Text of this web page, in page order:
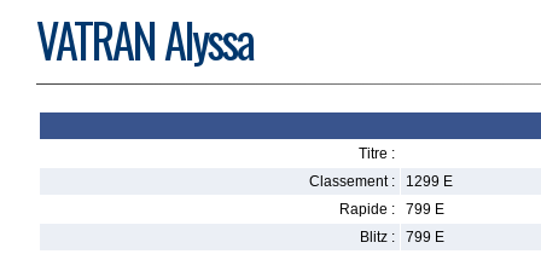
VATRAN Alyssa
Titre :
Classement :
1299 E
Rapide :
799 E
Blitz :
799 E